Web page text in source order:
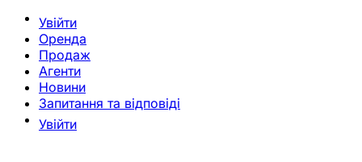
Увійти
Оренда
Продаж
Агенти
Новини
Запитання та відповіді
Увійти